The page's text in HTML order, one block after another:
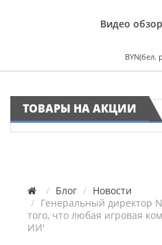
Контакты, и схема проезда
Видео
BYN(бел.
ТОВАРЫ НА АКЦИИ
Блог
Новости
Генеральный директор
того, что любая игровая
ИИ'